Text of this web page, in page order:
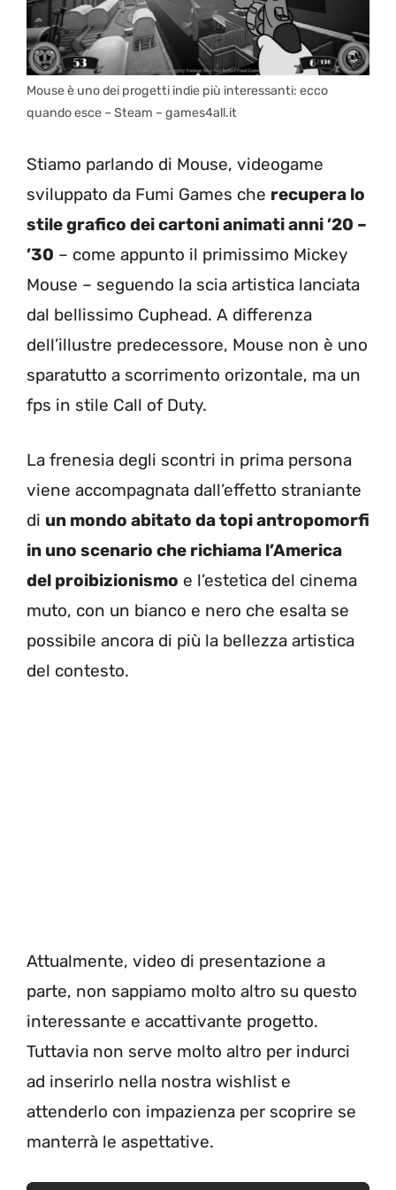
Mouse è uno dei progetti indie più interessanti: ecco
quando esce – Steam – games4all.it
Stiamo parlando di Mouse, videogame
sviluppato da Fumi Games che recupera lo
stile grafico dei cartoni animati anni ’20 –
’30 – come appunto il primissimo Mickey
Mouse – seguendo la scia artistica lanciata
dal bellissimo Cuphead. A differenza
dell’illustre predecessore, Mouse non è uno
sparatutto a scorrimento orizontale, ma un
fps in stile Call of Duty.
La frenesia degli scontri in prima persona
viene accompagnata dall’effetto straniante
di un mondo abitato da topi antropomorfi
in uno scenario che richiama l’America
del proibizionismo e l’estetica del cinema
muto, con un bianco e nero che esalta se
possibile ancora di più la bellezza artistica
del contesto.
Attualmente, video di presentazione a
parte, non sappiamo molto altro su questo
interessante e accattivante progetto.
Tuttavia non serve molto altro per indurci
ad inserirlo nella nostra wishlist e
attenderlo con impazienza per scoprire se
manterrà le aspettative.